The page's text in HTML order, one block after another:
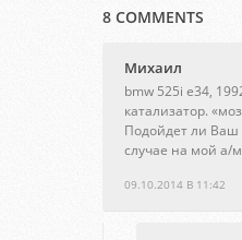
8 COMMENTS
Михаил
09.10.2014 В 11:42
bmw 525i e34,
катализатор.
Подойдет ли Ваш
случае на мой а/